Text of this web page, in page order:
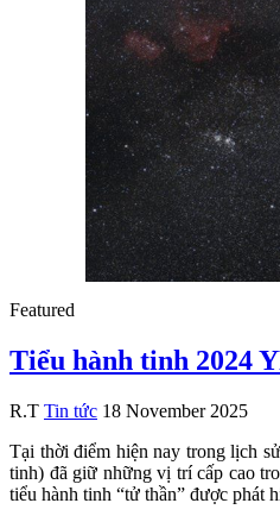
Featured
Tiểu hành tinh 2024
R.T Tin tức 18 November 2025
Tại thời điểm hiện nay trong lịch
tinh) đã giữ những vị trí cấp cao
tiểu hành tinh “tử thần” được phát